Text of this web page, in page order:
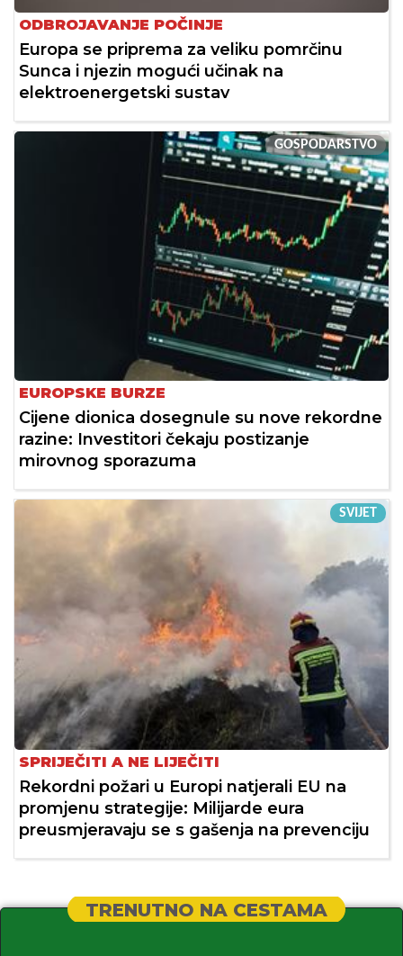
ODBROJAVANJE POČINJE
Europa se priprema za veliku pomrčinu
Sunca i njezin mogući učinak na
elektroenergetski sustav
GOSPODARSTVO
EUROPSKE BURZE
Cijene dionica dosegnule su nove rekordne
razine: Investitori čekaju postizanje
mirovnog sporazuma
SVIJET
SPRIJEČITI A NE LIJEČITI
Rekordni požari u Europi natjerali EU na
promjenu strategije: Milijarde eura
preusmjeravaju se s gašenja na prevenciju
TRENUTNO NA CESTAMA